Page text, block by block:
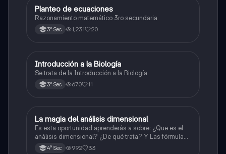
Matemáticas
Planteo de ecuaciones
Razonamiento matemático 3ro secundaria
3° Sec 1,231 20
Biología
Introducción a la Biología
Se trata de la Introducción a la Biología
3° Sec 670 11
Física
La magia del análisis dimensional
Es esta oportunidad aprenderás a sobre: ¿Que es el
análisis dimensional? ¿De qué trata? Y Las fórmulas
de las magnitudes fundamentales y derivadas.
4° Sec 992 33